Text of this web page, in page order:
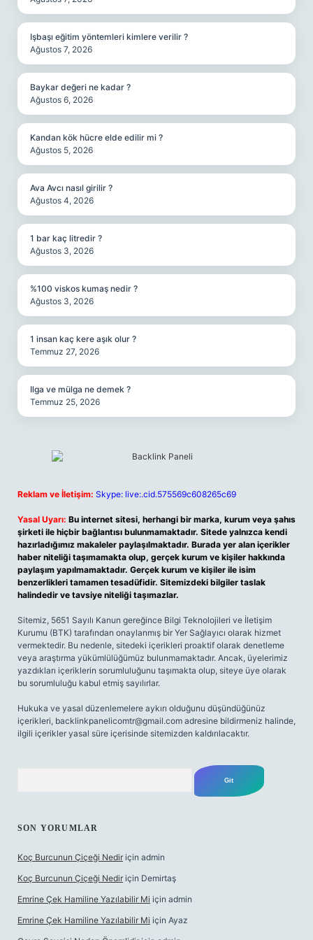
Işbaşı eğitim yöntemleri kimlere verilir ?
Ağustos 7, 2026
Baykar değeri ne kadar ?
Ağustos 6, 2026
Kandan kök hücre elde edilir mi ?
Ağustos 5, 2026
Ava Avcı nasıl girilir ?
Ağustos 4, 2026
1 bar kaç litredir ?
Ağustos 3, 2026
%100 viskos kumaş nedir ?
Ağustos 3, 2026
1 insan kaç kere aşık olur ?
Temmuz 27, 2026
Ilga ve mülga ne demek ?
Temmuz 25, 2026
Reklam ve İletişim: Skype: live:.cid.575569c608265c69
Yasal Uyarı: Bu internet sitesi, herhangi bir marka, kurum veya şahıs
şirketi ile hiçbir bağlantısı bulunmamaktadır. Sitede yalnızca kendi
hazırladığımız makaleler paylaşılmaktadır. Burada yer alan içerikler
haber niteliği taşımamakta olup, gerçek kurum ve kişiler hakkında
paylaşım yapılmamaktadır. Gerçek kurum ve kişiler ile isim
benzerlikleri tamamen tesadüfidir. Sitemizdeki bilgiler taslak
halindedir ve tavsiye niteliği taşımazlar.
Sitemiz, 5651 Sayılı Kanun gereğince Bilgi Teknolojileri ve İletişim
Kurumu (BTK) tarafından onaylanmış bir Yer Sağlayıcı olarak hizmet
vermektedir. Bu nedenle, sitedeki içerikleri proaktif olarak denetleme
veya araştırma yükümlülüğümüz bulunmamaktadır. Ancak, üyelerimiz
yazdıkları içeriklerin sorumluluğunu taşımakta olup, siteye üye olarak
bu sorumluluğu kabul etmiş sayılırlar.
Hukuka ve yasal düzenlemelere aykırı olduğunu düşündüğünüz
içerikleri, backlinkpanelicomtr@gmail.com adresine bildirmeniz halinde,
ilgili içerikler yasal süre içerisinde sitemizden kaldırılacaktır.
SON YORUMLAR
Koç Burcunun Çiçeği Nedir için admin
Koç Burcunun Çiçeği Nedir için Demirtaş
Emrine Çek Hamiline Yazılabilir Mi için admin
Emrine Çek Hamiline Yazılabilir Mi için Ayaz